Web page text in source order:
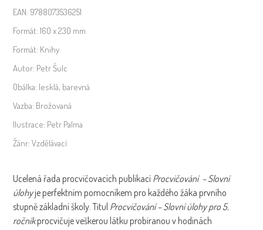
EAN: 9788073536251
Formát: 160 x 230 mm
Formát: Knihy
Autor: Petr Šulc
Obálka: lesklá, barevná
Vazba: Brožovaná
Ilustrace: Petr Palma
Žánr: Vzdělávací
Ucelená řada procvičovacích publikací Procvičování – Slovní
úlohyje perfektním pomocníkem pro každého žáka prvního
stupně základní školy. Titul Procvičování – Slovní úlohypro 5.
ročníkprocvičuje veškerou látku probíranou v hodinách